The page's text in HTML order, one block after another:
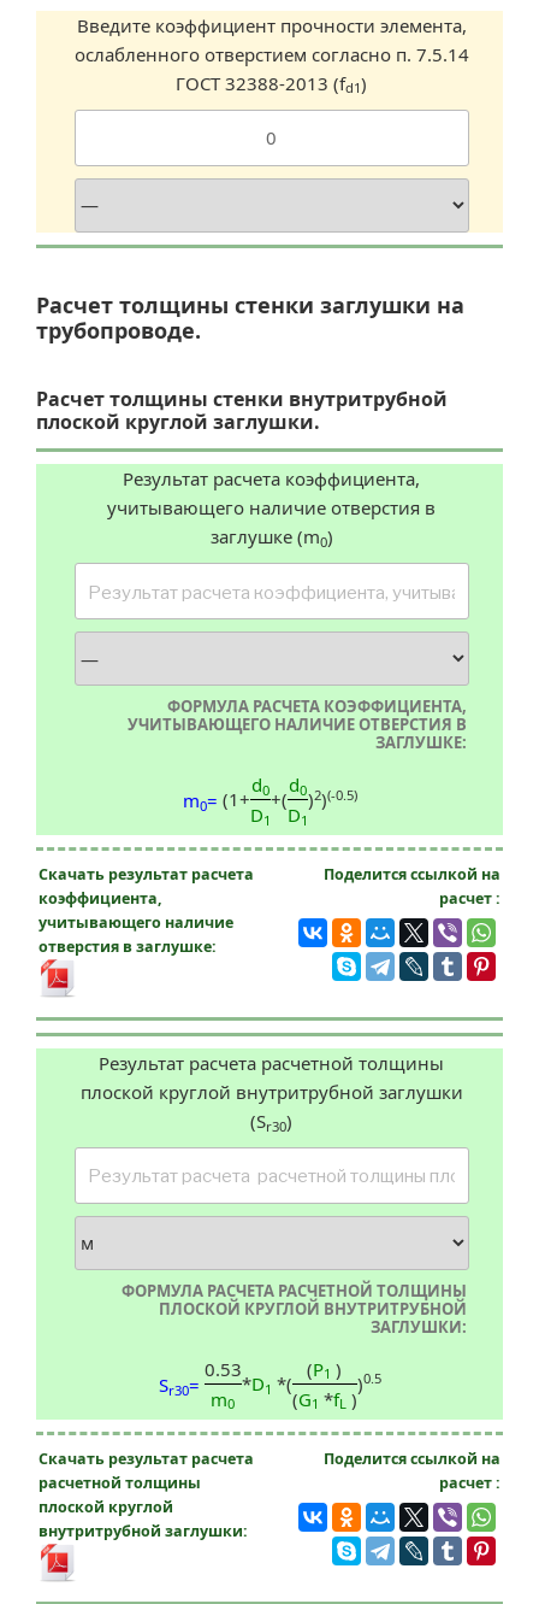
Введите коэффициент прочности элемента,
ослабленного отверстием согласно п. 7.5.14
ГОСТ 32388-2013 (fd1)
Расчет толщины стенки заглушки на
трубопроводе.
Расчет толщины стенки внутритрубной
плоской круглой заглушки.
Результат расчета коэффициента,
учитывающего наличие отверстия в
заглушке (m0)
ФОРМУЛА РАСЧЕТА КОЭФФИЦИЕНТА,
УЧИТЫВАЮЩЕГО НАЛИЧИЕ ОТВЕРСТИЯ В
ЗАГЛУШКЕ:
m0= (1+
d0
D1
+(
d0
D1
)2)(-0.5)
Скачать результат расчета
коэффициента,
учитывающего наличие
отверстия в заглушке:
Поделится ссылкой на
расчет :
Результат расчета расчетной толщины
плоской круглой внутритрубной заглушки
(Sr30)
ФОРМУЛА РАСЧЕТА РАСЧЕТНОЙ ТОЛЩИНЫ
ПЛОСКОЙ КРУГЛОЙ ВНУТРИТРУБНОЙ
ЗАГЛУШКИ:
Sr30=
0.53
m0
*D1 *(
(P1 )
(G1 *fL )
)0.5
Скачать результат расчета
расчетной толщины
плоской круглой
внутритрубной заглушки:
Поделится ссылкой на
расчет :